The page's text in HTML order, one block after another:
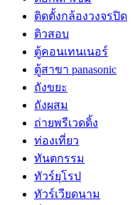
ติดตั้งกล้องวงจรปิด
ติวสอบ
ตู้คอนเทนเนอร์
ตู้สาขา panasonic
ถังขยะ
ถังผสม
ถ่ายพรีเวดดิ้ง
ท่องเที่ยว
ทันตกรรม
ทัวร์ยุโรป
ทัวร์เวียดนาม